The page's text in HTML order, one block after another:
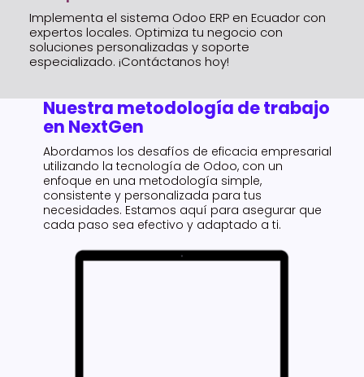
Implementa el sistema Odoo ERP en Ecuador con
expertos locales. Optimiza tu negocio con
soluciones personalizadas y soporte
especializado. ¡Contáctanos hoy!
Nuestra metodología de trabajo
en NextGen
Abordamos los desafíos de eficacia empresarial
utilizando la tecnología de Odoo, con un
enfoque en una metodología simple,
consistente y personalizada para tus
necesidades. Estamos aquí para asegurar que
cada paso sea efectivo y adaptado a ti.